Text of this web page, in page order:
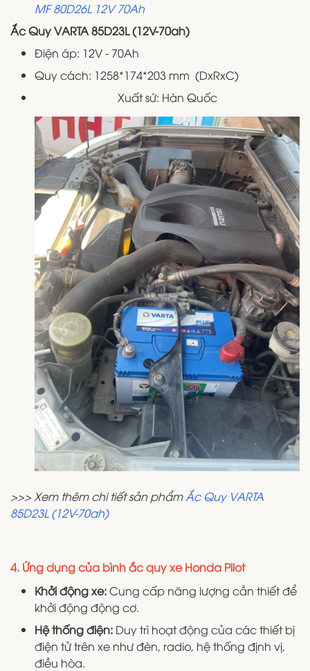
MF 80D26L 12V 70Ah
Ắc Quy VARTA 85D23L (12V-70ah)
Điện áp: 12V - 70Ah
Quy cách: 1258*174*203 mm (DxRxC)
Xuất sứ: Hàn Quốc
>>> Xem thêm chi tiết sản phẩmẮc Quy VARTA
85D23L (12V-70ah)
4. Ứng dụng của bình ắc quy xe Honda Pilot
Khởi động xe:Cung cấp năng lượng cần thiết để
khởi động động cơ.
Hệ thống điện: Duy trì hoạt động của các thiết bị
điện tử trên xe như đèn, radio, hệ thống định vị,
điều hòa.